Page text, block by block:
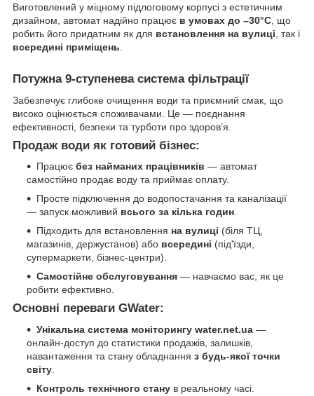
Виготовлений у міцному підлоговому корпусі з естетичним
дизайном, автомат надійно працює в умовах до –30°C , що
робить його придатним як для встановлення на вулиці , так і
всередині приміщень
Потужна 9-ступенева система фільтрації
Забезпечує глибоке очищення води та приємний смак, що
високо оцінюється споживачами. Це — поєднання
ефективності, безпеки та турботи про здоров’я.
Продаж води як готовий бізнес:
Працює без найманих працівників — автомат
самостійно продає воду та приймає оплату.
Просте підключення до водопостачання та каналізації
— запуск можливий всього за кілька годин.
Підходить для встановлення на вулиці (біля ТЦ,
магазинів, держустанов) або всередині (під'їзди,
супермаркети, бізнес-центри).
Самостійне обслуговування — навчаємо вас, як це
робити ефективно.
Основні переваги GWater:
Унікальна система моніторингу water.net.ua —
онлайн-доступ до статистики продажів, залишків,
навантаження та стану обладнання з будь-якої точки
світу
Контроль технічного стану в реальному часі.